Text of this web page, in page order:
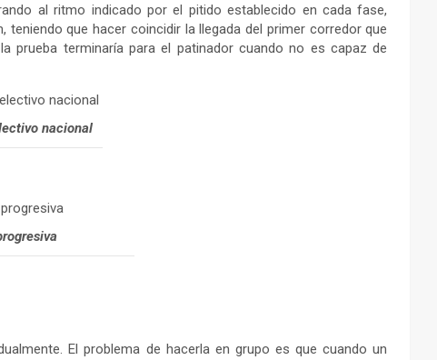
al ritmo indicado por el pitido establecido en cada fase,
que hacer coincidir la llegada del primer corredor que
prueba terminaría para el patinador cuando no es capaz de
nacional
El problema de hacerla en grupo es que cuando un